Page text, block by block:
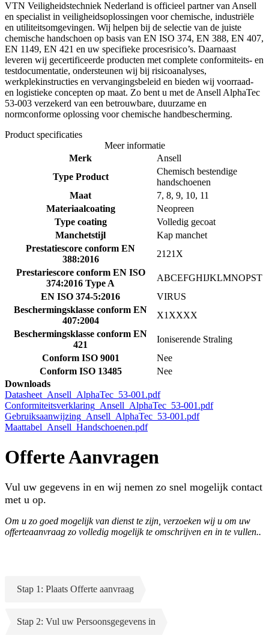
VTN Veiligheidstechniek Nederland is officieel partner van Ansell
en specialist in veiligheidsoplossingen voor chemische, industriële
en utiliteitsomgevingen. Wij helpen bij de selectie van de juiste
chemische handschoen op basis van EN ISO 374, EN 388, EN 407,
EN 1149, EN 421 en uw specifieke procesrisico’s. Daarnaast
leveren wij gecertificeerde producten met complete conformiteits- en
testdocumentatie, ondersteunen wij bij risicoanalyses,
werkplekinstructies en vervangingsbeleid en bieden wij voorraad-
en logistieke concepten op maat. Zo bent u met de Ansell AlphaTec
53-003 verzekerd van een betrouwbare, duurzame en
normconforme oplossing voor chemische handbescherming.
Product specificaties
Meer informatie
Merk
Ansell
Type Product
Chemisch bestendige
handschoenen
Maat
7, 8, 9, 10, 11
Materiaalcoating
Neopreen
Type coating
Volledig gecoat
Manchetstijl
Kap manchet
Prestatiescore conform EN
388:2016
2121X
Prestariescore conform EN ISO
374:2016 Type A
ABCEFGHIJKLMNOPST
EN ISO 374-5:2016
VIRUS
Beschermingsklasse conform EN
407:2004
X1XXXX
Beschermingsklasse conform EN
421
Ioniserende Straling
Conform ISO 9001
Nee
Conform ISO 13485
Nee
Downloads
Datasheet_Ansell_AlphaTec_53-001.pdf
Conformiteitsverklaring_Ansell_AlphaTec_53-001.pdf
Gebruiksaanwijzing_Ansell_AlphaTec_53-001.pdf
Maattabel_Ansell_Handschoenen.pdf
Offerte Aanvragen
Vul uw gegevens in en wij nemen zo snel mogelijk contact
met u op.
Om u zo goed mogelijk van dienst te zijn, verzoeken wij u om uw
offerteaanvraag zo volledig mogelijk te omschrijven en in te vullen..
Stap 1: Plaats Offerte aanvraag
Stap 2: Vul uw Persoonsgegevens in